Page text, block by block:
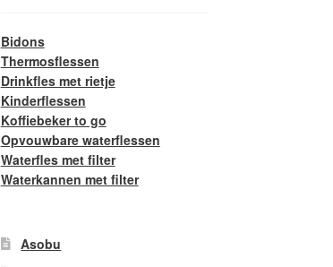
Bidons
Thermosflessen
Drinkfles met rietje
Kinderflessen
Koffiebeker to go
Opvouwbare waterflessen
Waterfles met filter
Waterkannen met filter
Asobu